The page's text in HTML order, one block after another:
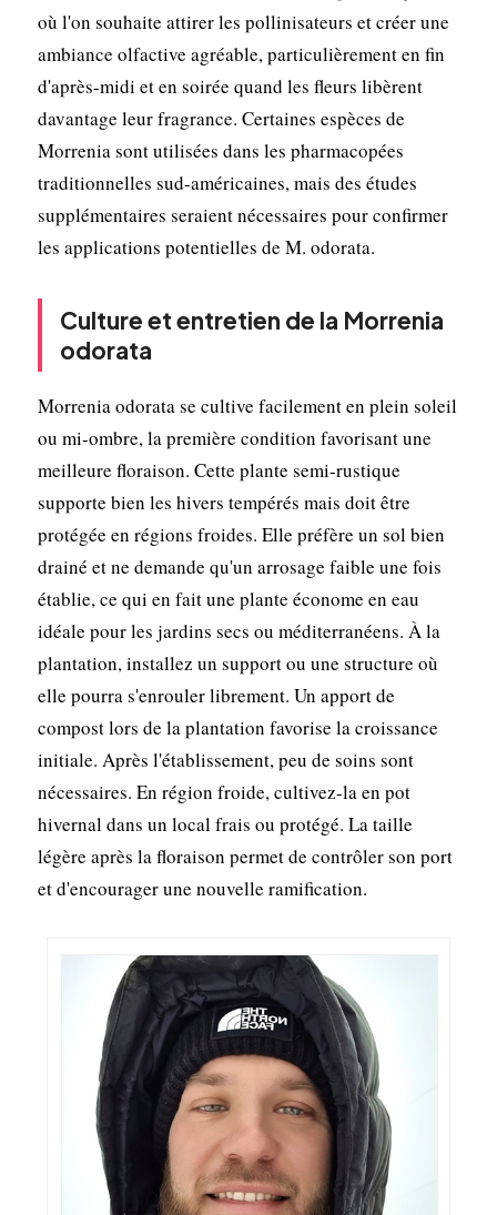
où l'on souhaite attirer les pollinisateurs et créer une
ambiance olfactive agréable, particulièrement en fin
d'après-midi et en soirée quand les fleurs libèrent
davantage leur fragrance. Certaines espèces de
Morrenia sont utilisées dans les pharmacopées
traditionnelles sud-américaines, mais des études
supplémentaires seraient nécessaires pour confirmer
les applications potentielles de M. odorata.
Culture et entretien de la Morrenia
odorata
Morrenia odorata se cultive facilement en plein soleil
ou mi-ombre, la première condition favorisant une
meilleure floraison. Cette plante semi-rustique
supporte bien les hivers tempérés mais doit être
protégée en régions froides. Elle préfère un sol bien
drainé et ne demande qu'un arrosage faible une fois
établie, ce qui en fait une plante économe en eau
idéale pour les jardins secs ou méditerranéens. À la
plantation, installez un support ou une structure où
elle pourra s'enrouler librement. Un apport de
compost lors de la plantation favorise la croissance
initiale. Après l'établissement, peu de soins sont
nécessaires. En région froide, cultivez-la en pot
hivernal dans un local frais ou protégé. La taille
légère après la floraison permet de contrôler son port
et d'encourager une nouvelle ramification.